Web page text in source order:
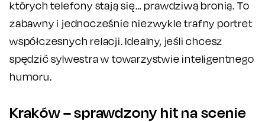
których telefony stają się… prawdziwą bronią. To
zabawny i jednocześnie niezwykle trafny portret
współczesnych relacji. Idealny, jeśli chcesz
spędzić sylwestra w towarzystwie inteligentnego
humoru.
Kraków – sprawdzony hit na scenie